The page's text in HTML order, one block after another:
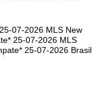
25-07-2026 MLS New
25-07-2026 MLS
25-07-2026 Brasil